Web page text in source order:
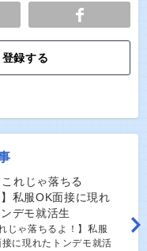
録する
れじゃ落ちるよ！】私服
接に現れたトンデモ就活